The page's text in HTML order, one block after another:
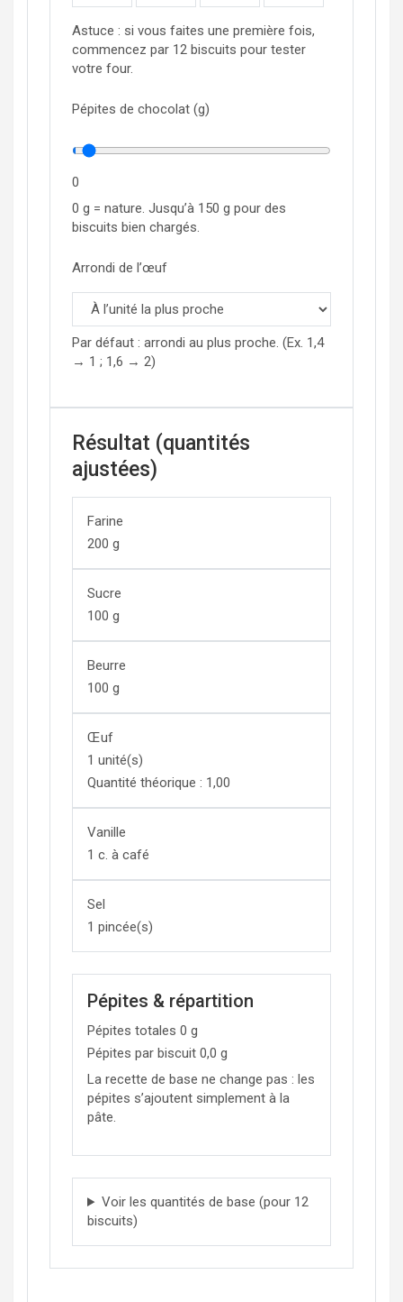
Astuce : si vous faites une première fois,
commencez par 12 biscuits pour tester
votre four.
Pépites de chocolat (g)
0
0 g = nature. Jusqu’à 150 g pour des
biscuits bien chargés.
Arrondi de l’œuf
Par défaut : arrondi au plus proche. (Ex. 1,4
→ 1 ; 1,6 → 2)
Résultat (quantités
ajustées)
Farine
200 g
Sucre
100 g
Beurre
100 g
Œuf
1 unité(s)
Quantité théorique : 1,00
Vanille
1 c. à café
Sel
1 pincée(s)
Pépites & répartition
Pépites totales 0 g
Pépites par biscuit 0,0 g
La recette de base ne change pas : les
pépites s’ajoutent simplement à la
pâte.
Voir les quantités de base (pour 12
biscuits)